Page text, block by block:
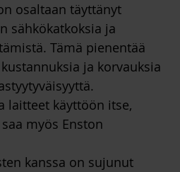
osaltaan täyttänyt
sähkökatkoksia ja
Tämä pienentää
ja korvauksia
laitteet käyttöön itse,
myös Enston
kanssa on sujunut